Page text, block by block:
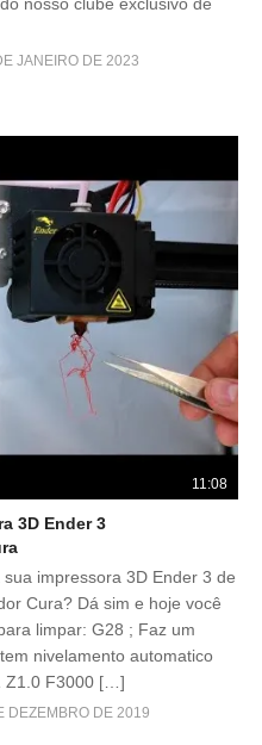
nosso clube exclusivo de
JANEIRO DE 2023
11:08
3D Ender 3
impressora 3D Ender 3 de
Cura? Dá sim e hoje você
limpar: G28 ; Faz um
nivelamento automatico
Z1.0 F3000 […]
DEZEMBRO DE 2019